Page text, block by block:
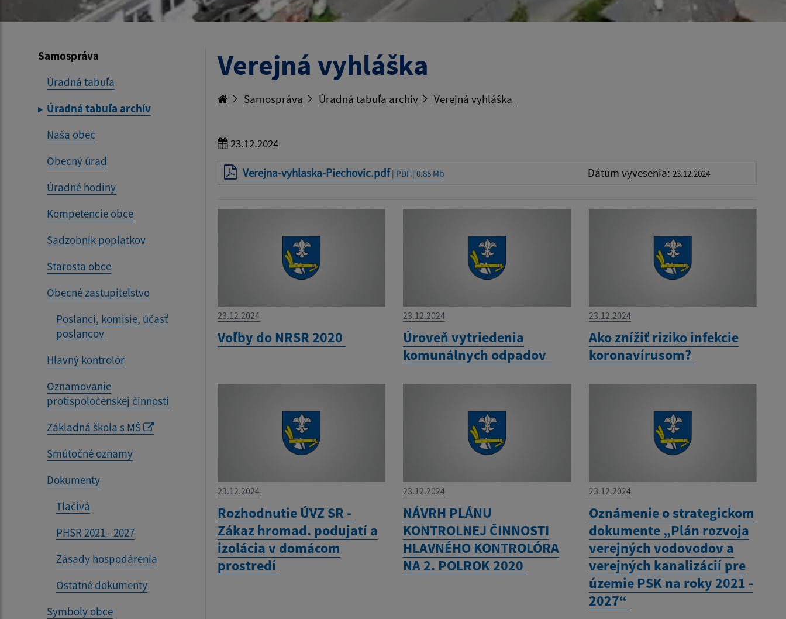
Samospráva
Úradná tabuľa
Úradná tabuľa archív
Naša obec
Obecný úrad
Úradné hodiny
Kompetencie obce
Sadzobník poplatkov
Starosta obce
Obecné zastupiteľstvo
Poslanci, komisie, účasť
poslancov
Hlavný kontrolór
Oznamovanie
protispoločenskej činnosti
Základná škola s MŠ
Smútočné oznamy
Dokumenty
Tlačivá
PHSR 2021 - 2027
Zásady hospodárenia
Ostatné dokumenty
Symboly obce
Verejná vyhláška
Samospráva Úradná tabuľa archív Verejná vyhláška
23.12.2024
Verejna-vyhlaska-Piechovic.pdf| PDF | 0.85 Mb Dátum vyvesenia: 23.12.2024
23.12.2024
Voľby do NRSR 2020
23.12.2024
Úroveň vytriedenia
komunálnych odpadov
23.12.2024
Ako znížiť riziko infekcie
koronavírusom?
23.12.2024
Rozhodnutie ÚVZ SR -
Zákaz hromad. podujatí a
izolácia v domácom
prostredí
23.12.2024
NÁVRH PLÁNU
KONTROLNEJ ČINNOSTI
HLAVNÉHO KONTROLÓRA
NA 2. POLROK 2020
23.12.2024
Oznámenie o strategickom
dokumente „Plán rozvoja
verejných vodovodov a
verejných kanalizácií pre
územie PSK na roky 2021 -
2027“